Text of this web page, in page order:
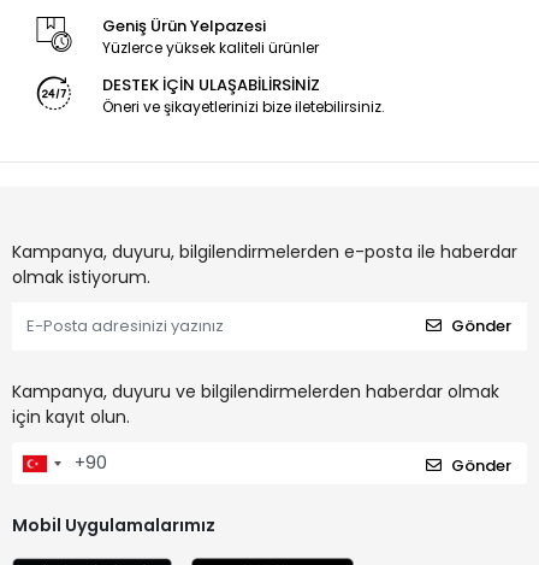
Geniş Ürün Yelpazesi
Yüzlerce yüksek kaliteli ürünler
DESTEK İÇİN ULAŞABİLİRSİNİZ
Öneri ve şikayetlerinizi bize iletebilirsiniz.
Kampanya, duyuru, bilgilendirmelerden e-posta ile haberdar
olmak istiyorum.
Gönder
Kampanya, duyuru ve bilgilendirmelerden haberdar olmak
için kayıt olun.
Gönder
Mobil Uygulamalarımız